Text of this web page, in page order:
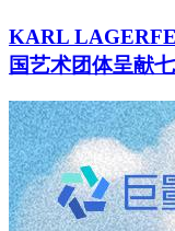
KARL
国艺术团体呈献